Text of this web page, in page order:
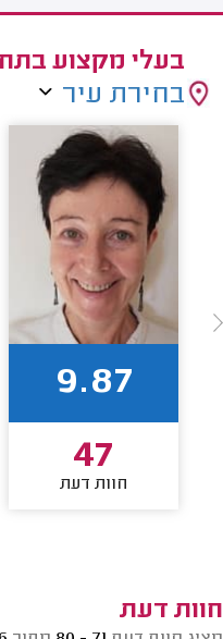
בעלי מקצוע
בחירת עיר
9.87
47
חוות דעת
חוות דעת